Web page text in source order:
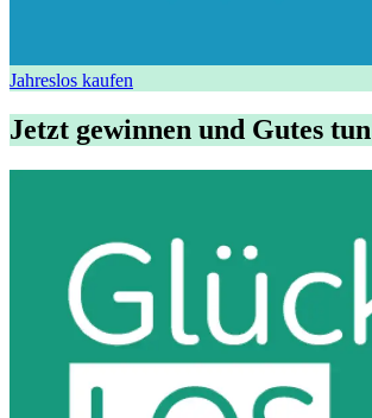
Jahreslos kaufen
Jetzt gewinnen und Gutes tun